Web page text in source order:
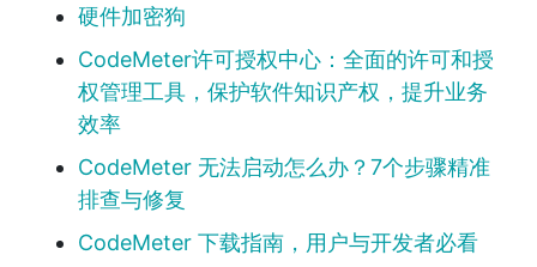
硬件加密狗
CodeMeter许可授权中心：全面的许可和授
权管理工具，保护软件知识产权，提升业务
效率
CodeMeter 无法启动怎么办？7个步骤精准
排查与修复
CodeMeter 下载指南，用户与开发者必看